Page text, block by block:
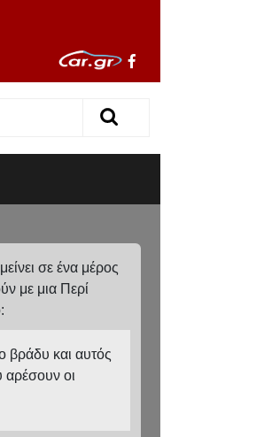
σε ένα μέρος
με μια Περί
βράδυ και αυτός
αρέσουν οι